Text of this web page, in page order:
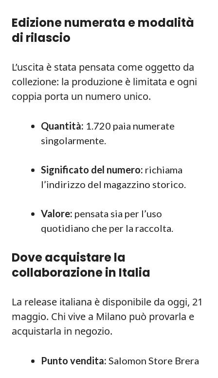
Edizione numerata e modalità
di rilascio
L’uscita è stata pensata come oggetto da
collezione: la produzione è limitata e ogni
coppia porta un numero unico.
Quantità: 1.720 paia numerate
singolarmente.
Significato del numero: richiama
l’indirizzo del magazzino storico.
Valore: pensata sia per l’uso
quotidiano che per la raccolta.
Dove acquistare la
collaborazione in Italia
La release italiana è disponibile da oggi, 21
maggio. Chi vive a Milano può provarla e
acquistarla in negozio.
Punto vendita: Salomon Store Brera